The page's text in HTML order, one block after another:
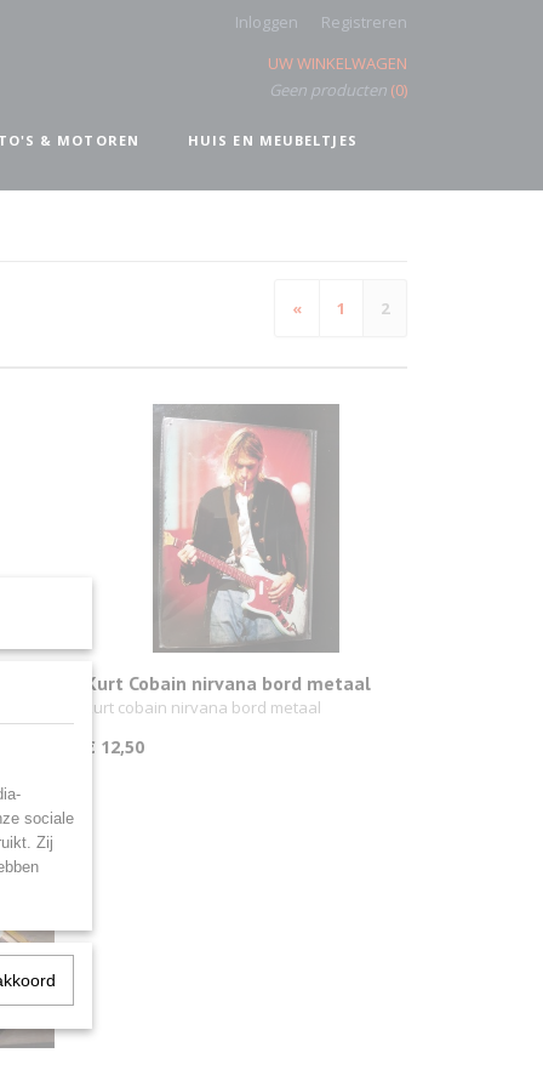
Inloggen
Registreren
UW WINKELWAGEN
Geen producten (0)
& MOTOREN HUIS EN MEUBELTJES
« 1 2
Kurt Cobain nirvana bord metaal
30x20cm
kurt cobain nirvana bord metaal
€ 12,50
sociale
Zij